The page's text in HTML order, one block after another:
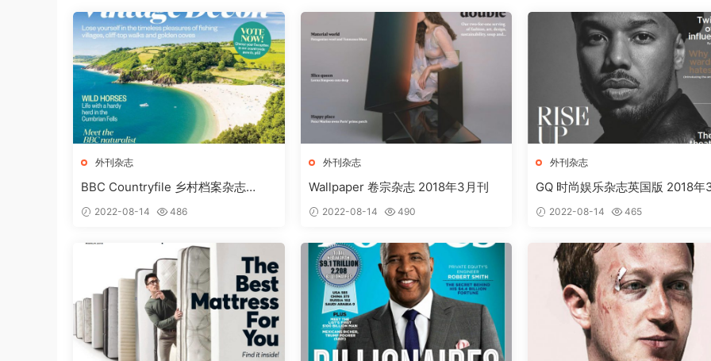
外刊杂志
BBC Countryfile 乡村档案杂志
2022-08-14 486
外刊杂志
Wallpaper 卷宗杂志 2018年3月刊
2022-08-14 490
外刊杂志
GQ 时尚娱乐杂志英国版 2018年
2022-08-14 465